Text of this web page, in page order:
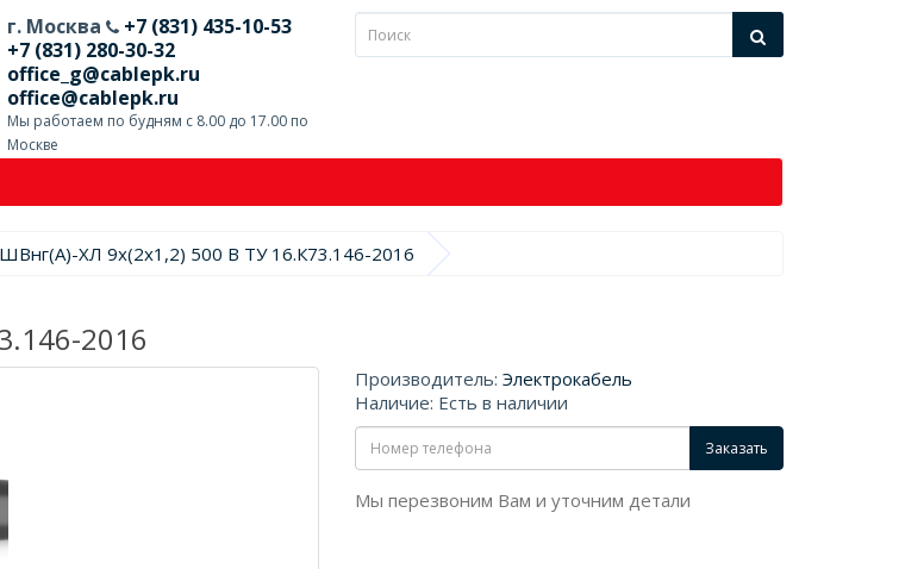
г. Москва
+7 (831) 435-10-53
+7 (831) 280-30-32
office_g@cablepk.ru
office@cablepk.ru
Мы работаем по будням с 8.00 до 17.00 по
Москве
ХЛ 9х(2х1,2) 500 В ТУ 16.К73.146-2016
2016
Производитель: Электрокабель
Наличие: Есть в наличии
Заказать
Мы перезвоним Вам и уточним детали